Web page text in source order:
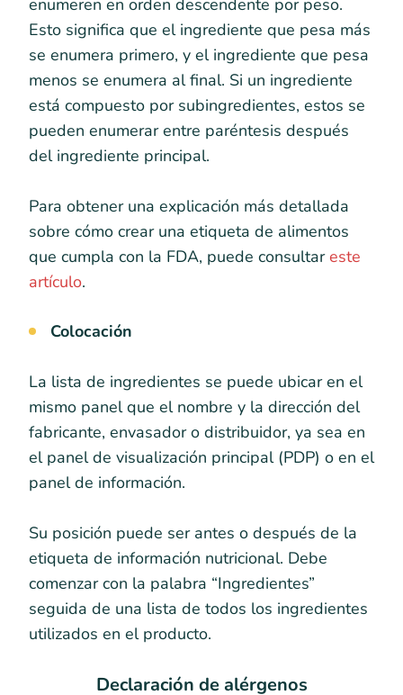
Esto significa que el ingrediente que pesa más
se enumera primero, y el ingrediente que pesa
menos se enumera al final. Si un ingrediente
está compuesto por subingredientes, estos se
pueden enumerar entre paréntesis después
del ingrediente principal.
Para obtener una explicación más detallada
sobre cómo crear una etiqueta de alimentos
que cumpla con la FDA, puede consultareste
artículo.
Colocación
La lista de ingredientes se puede ubicar en el
mismo panel que el nombre y la dirección del
fabricante, envasador o distribuidor, ya sea en
el panel de visualización principal (PDP) o en el
panel de información.
Su posición puede ser antes o después de la
etiqueta de información nutricional. Debe
comenzar con la palabra “Ingredientes”
seguida de una lista de todos los ingredientes
utilizados en el producto.
Declaración de alérgenos